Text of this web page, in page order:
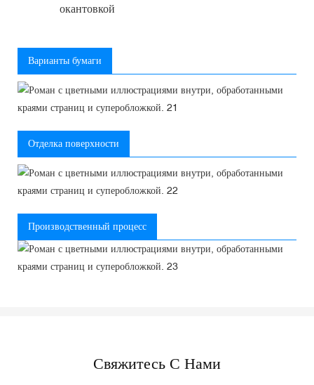
окантовкой
Варианты бумаги
Отделка поверхности
Производственный процесс
Свяжитесь С Нами